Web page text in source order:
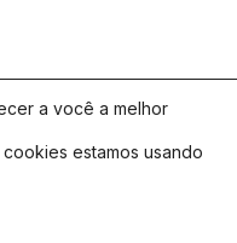
a você a melhor
estamos usando